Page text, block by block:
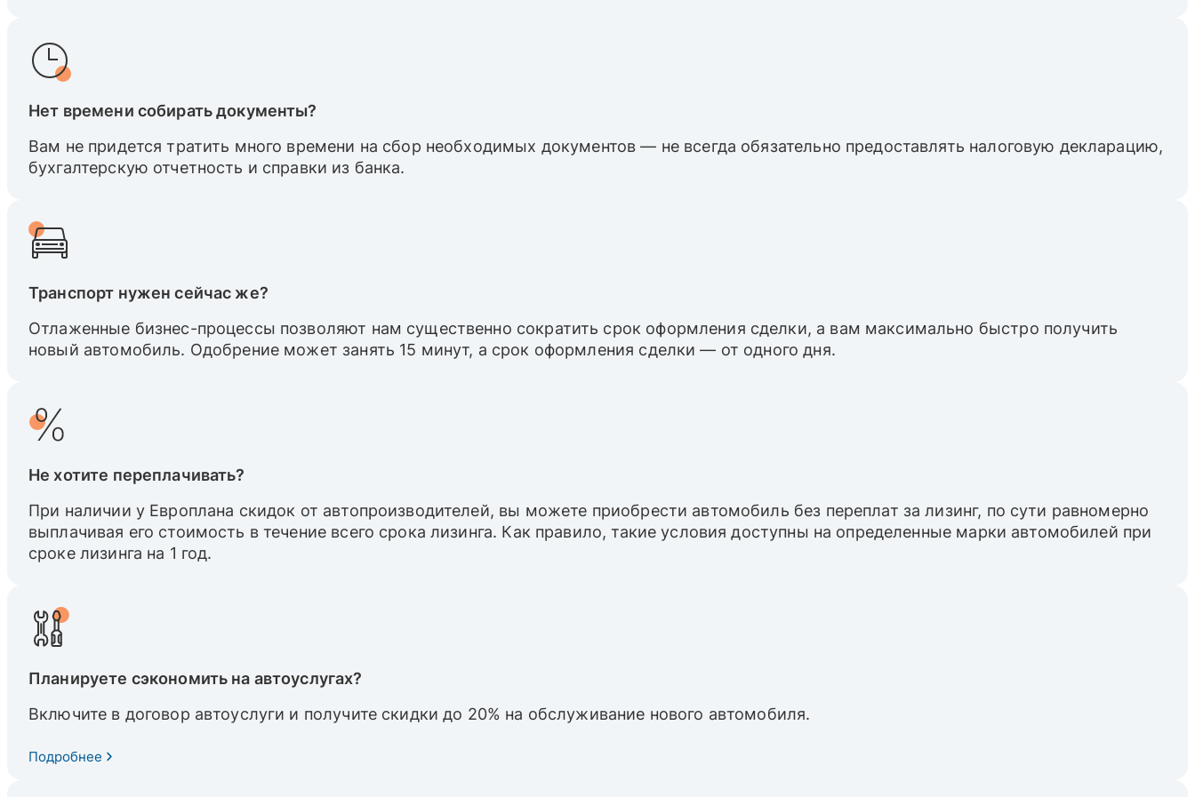
Нет времени собирать документы?
Вам не придется тратить много времени на сбор необходимых документов — не всегда обязательно предоставлять налоговую декларацию,
бухгалтерскую отчетность и справки из банка.
Транспорт нужен сейчас же?
Отлаженные бизнес-процессы позволяют нам существенно сократить срок оформления сделки, а вам максимально быстро получить
новый автомобиль. Одобрение может занять 15 минут, а срок оформления сделки — от одного дня.
Не хотите переплачивать?
При наличии у Европлана скидок от автопроизводителей, вы можете приобрести автомобиль без переплат за лизинг, по сути равномерно
выплачивая его стоимость в течение всего срока лизинга. Как правило, такие условия доступны на определенные марки автомобилей при
сроке лизинга на 1 год.
Планируете сэкономить на автоуслугах?
Включите в договор автоуслуги и получите скидки до 20% на обслуживание нового автомобиля.
Подробнее